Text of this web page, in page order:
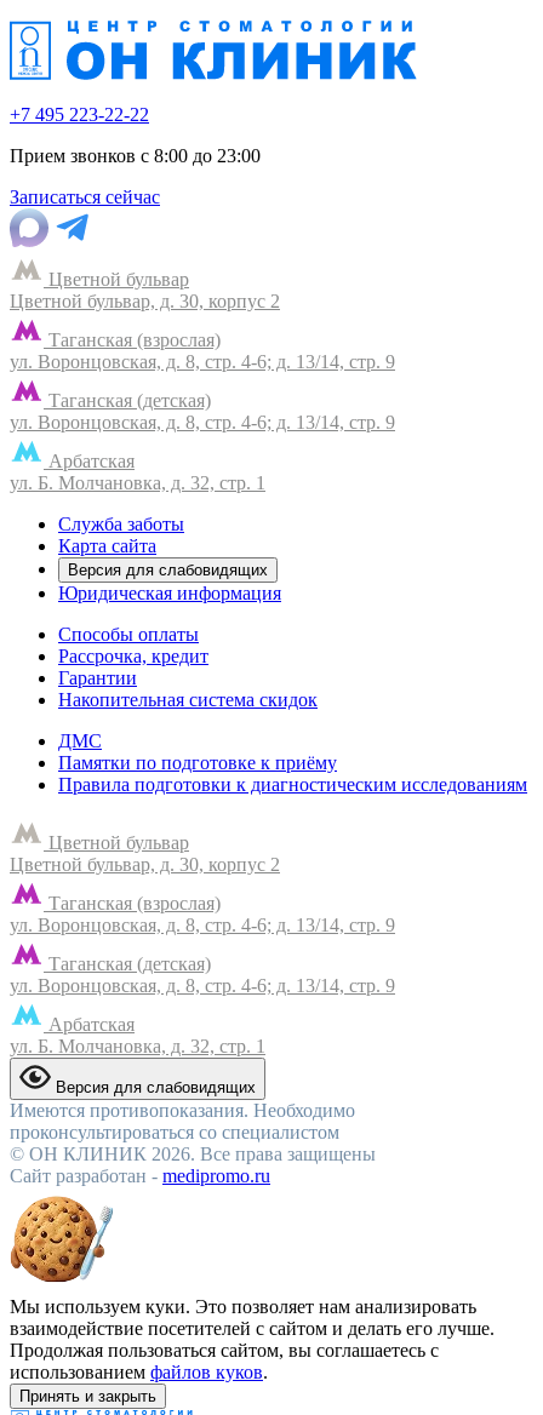
+7 495 223-22-22
Прием звонков с 8:00 до 23:00
Записаться сейчас
Цветной бульвар
Цветной бульвар, д. 30, корпус 2
Таганская (взрослая)
ул. Воронцовская, д. 8, стр. 4-6; д. 13/14, стр. 9
Таганская (детская)
ул. Воронцовская, д. 8, стр. 4-6; д. 13/14, стр. 9
Арбатская
ул. Б. Молчановка, д. 32, стр. 1
Служба заботы
Карта сайта
Версия для слабовидящих
Юридическая информация
Способы оплаты
Рассрочка, кредит
Гарантии
Накопительная система скидок
ДМС
Памятки по подготовке к приёму
Правила подготовки к диагностическим исследованиям
Цветной бульвар
Цветной бульвар, д. 30, корпус 2
Таганская (взрослая)
ул. Воронцовская, д. 8, стр. 4-6; д. 13/14, стр. 9
Таганская (детская)
ул. Воронцовская, д. 8, стр. 4-6; д. 13/14, стр. 9
Арбатская
ул. Б. Молчановка, д. 32, стр. 1
Версия для слабовидящих
Имеются противопоказания. Необходимо
проконсультироваться со специалистом
© ОН КЛИНИК 2026. Все права защищены
Cайт разработан - medipromo.ru
Мы используем куки. Это позволяет нам анализировать
взаимодействие посетителей с сайтом и делать его лучше.
Продолжая пользоваться сайтом, вы соглашаетесь с
использованием файлов куков.
Принять и закрыть